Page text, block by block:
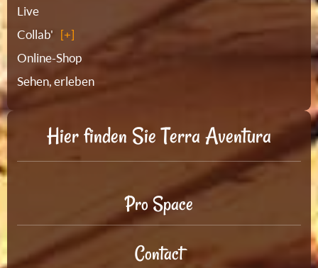
Live
Collab'
Online-Shop
Sehen, erleben
Hier finden Sie Terra Aventura
Pro Space
Contact